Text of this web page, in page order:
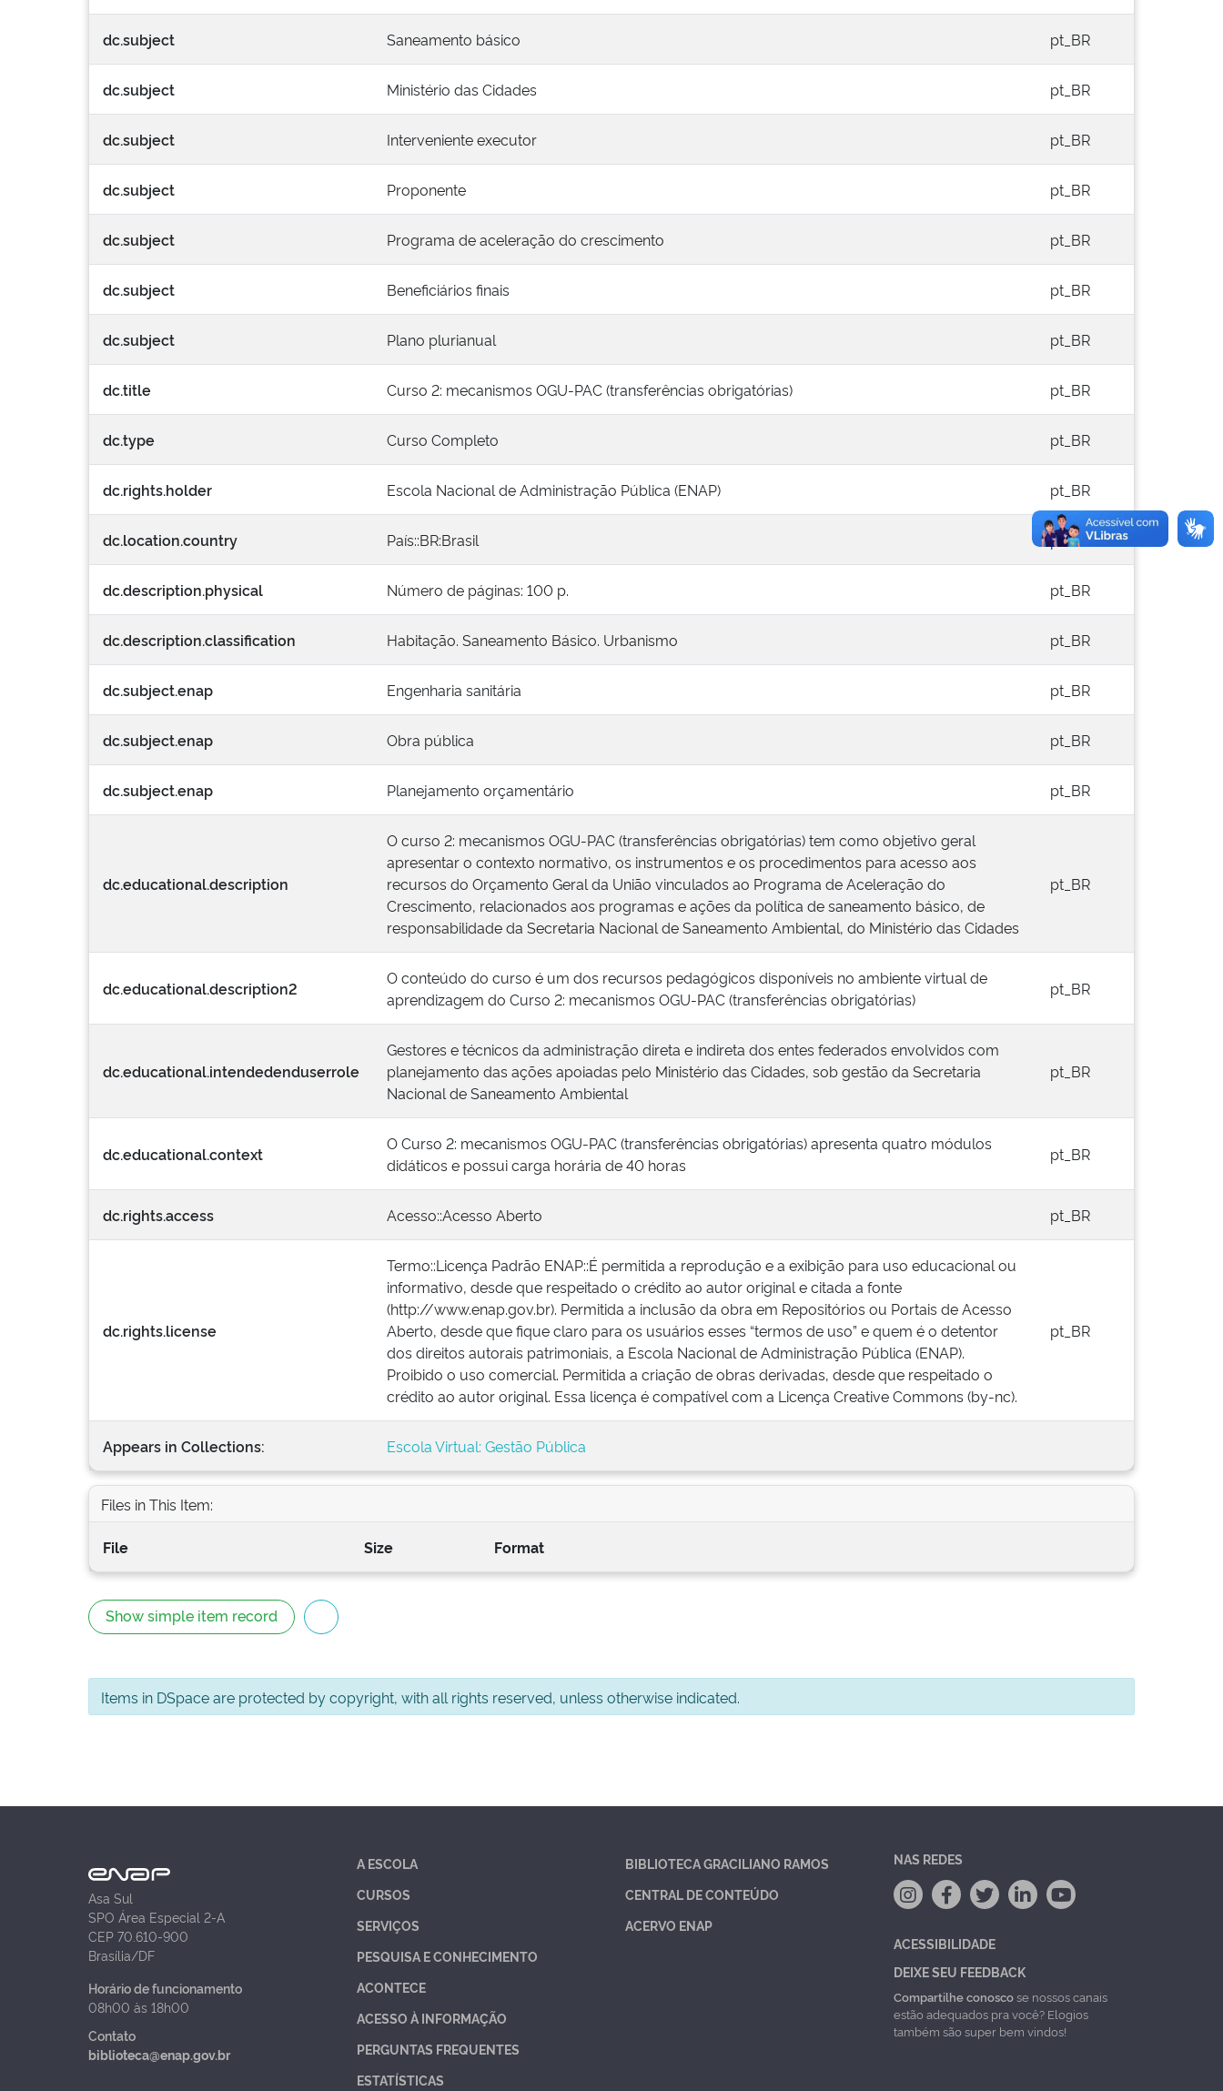
dc.subject Saneamento básico pt_BR
dc.subject Ministério das Cidades pt_BR
dc.subject Interveniente executor pt_BR
dc.subject Proponente pt_BR
dc.subject Programa de aceleração do crescimento pt_BR
dc.subject Beneficiários finais pt_BR
dc.subject Plano plurianual pt_BR
dc.title Curso 2: mecanismos OGU-PAC (transferências obrigatórias) pt_BR
dc.type Curso Completo pt_BR
dc.rights.holder Escola Nacional de Administração Pública (ENAP) pt_BR
dc.location.country País::BR:Brasil pt_BR
dc.description.physical Número de páginas: 100 p. pt_BR
dc.description.classification Habitação. Saneamento Básico. Urbanismo pt_BR
dc.subject.enap Engenharia sanitária pt_BR
dc.subject.enap Obra pública pt_BR
dc.subject.enap Planejamento orçamentário pt_BR
dc.educational.description
O curso 2: mecanismos OGU-PAC (transferências obrigatórias) tem como objetivo geral
apresentar o contexto normativo, os instrumentos e os procedimentos para acesso aos
recursos do Orçamento Geral da União vinculados ao Programa de Aceleração do
Crescimento, relacionados aos programas e ações da política de saneamento básico, de
responsabilidade da Secretaria Nacional de Saneamento Ambiental, do Ministério das Cidades
pt_BR
dc.educational.description2
O conteúdo do curso é um dos recursos pedagógicos disponíveis no ambiente virtual de
aprendizagem do Curso 2: mecanismos OGU-PAC (transferências obrigatórias)
pt_BR
dc.educational.intendedenduserrole
Gestores e técnicos da administração direta e indireta dos entes federados envolvidos com
planejamento das ações apoiadas pelo Ministério das Cidades, sob gestão da Secretaria
Nacional de Saneamento Ambiental
pt_BR
dc.educational.context
O Curso 2: mecanismos OGU-PAC (transferências obrigatórias) apresenta quatro módulos
didáticos e possui carga horária de 40 horas
pt_BR
dc.rights.access Acesso::Acesso Aberto pt_BR
dc.rights.license
Termo::Licença Padrão ENAP::É permitida a reprodução e a exibição para uso educacional ou
informativo, desde que respeitado o crédito ao autor original e citada a fonte
(http://www.enap.gov.br). Permitida a inclusão da obra em Repositórios ou Portais de Acesso
Aberto, desde que fique claro para os usuários esses “termos de uso” e quem é o detentor
dos direitos autorais patrimoniais, a Escola Nacional de Administração Pública (ENAP).
Proibido o uso comercial. Permitida a criação de obras derivadas, desde que respeitado o
crédito ao autor original. Essa licença é compatível com a Licença Creative Commons (by-nc).
pt_BR
Appears in Collections: Escola Virtual: Gestão Pública
Files in This Item:
File Size Format
Show simple item record
Items in DSpace are protected by copyright, with all rights reserved, unless otherwise indicated.
Asa Sul
SPO Área Especial 2-A
CEP 70.610-900
Brasília/DF
Horário de funcionamento
08h00 às 18h00
Contato
biblioteca@enap.gov.br
A ESCOLA
CURSOS
SERVIÇOS
PESQUISA E CONHECIMENTO
ACONTECE
ACESSO À INFORMAÇÃO
PERGUNTAS FREQUENTES
ESTATÍSTICAS
BIBLIOTECA GRACILIANO RAMOS
CENTRAL DE CONTEÚDO
ACERVO ENAP
NAS REDES
ACESSIBILIDADE
DEIXE SEU FEEDBACK
Compartilhe conoscose nossos canais
estão adequados pra você? Elogios
também são super bem vindos!